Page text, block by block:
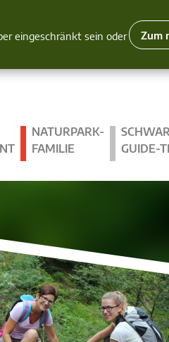
eingeschränkt sein oder
Zum
NATURPARK-
FAMILIE
GUIDE-